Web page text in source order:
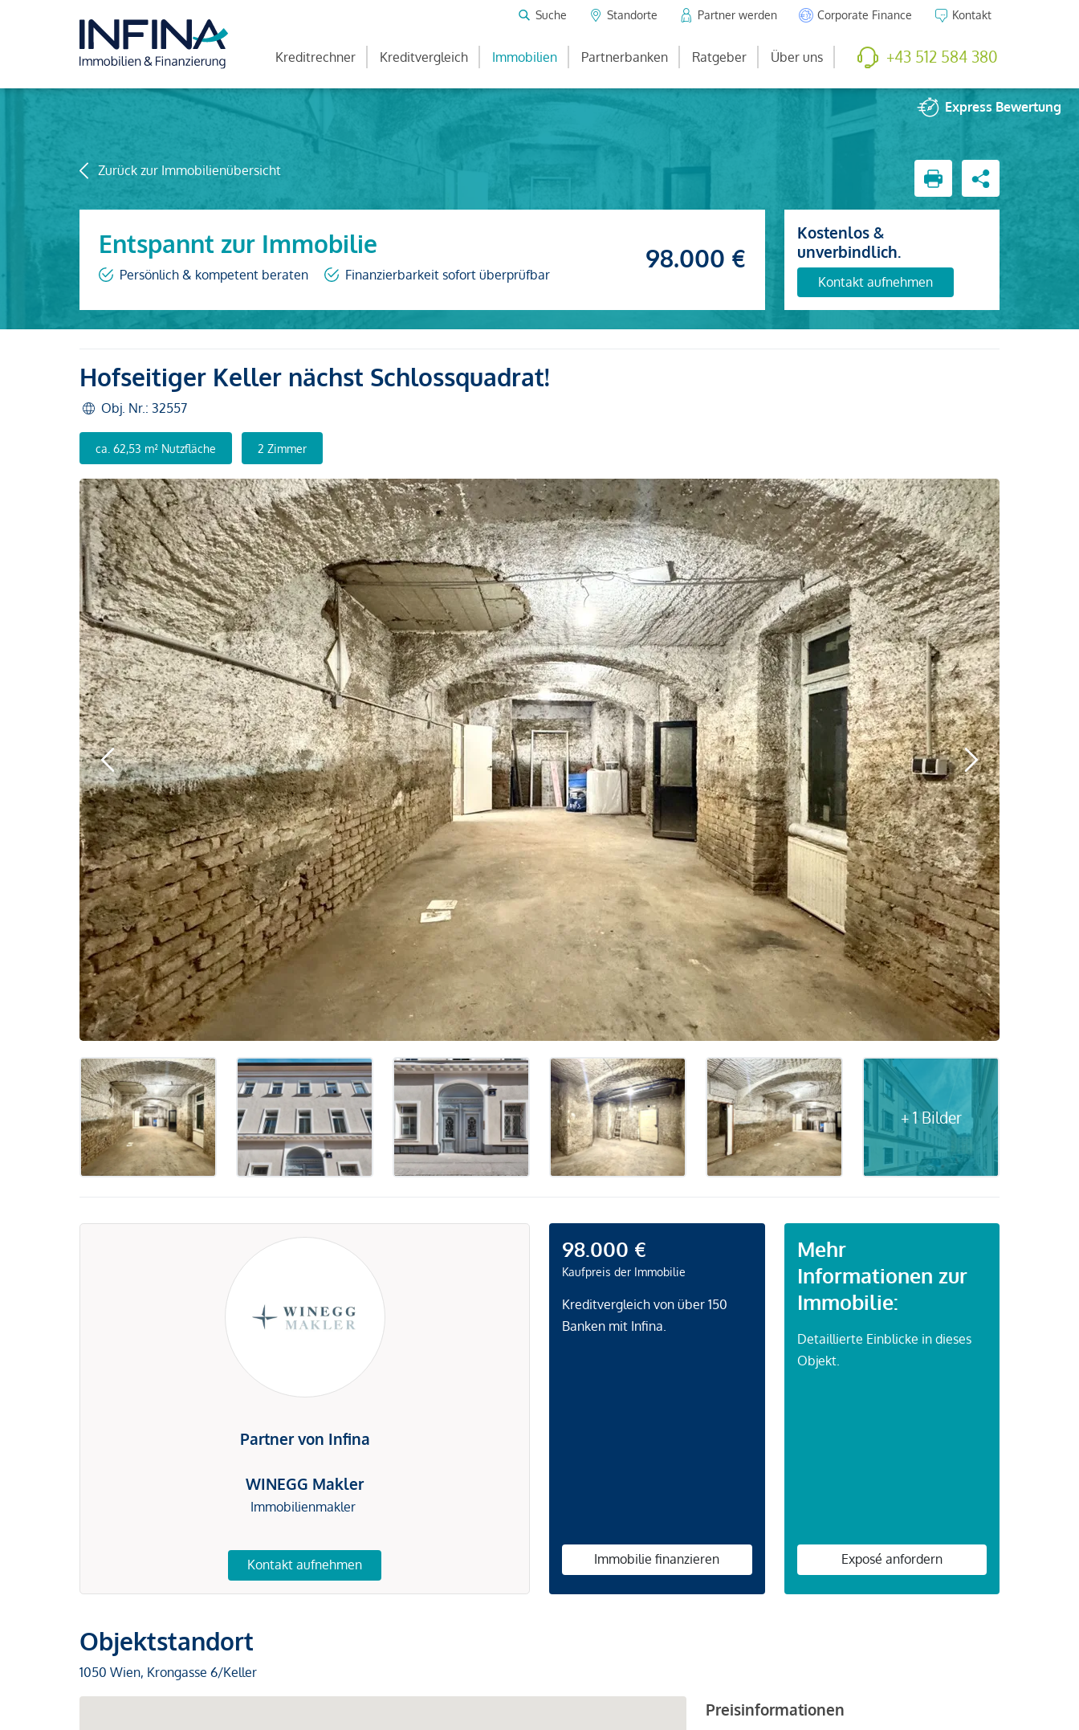
Suche Standorte Partner werden Corporate Finance Kontakt
Kreditrechner Kreditvergleich Immobilien Partnerbanken Ratgeber Über uns +43 512 584 380
Express Bewertung
Zurück zur Immobilienübersicht
Entspannt zur Immobilie
Persönlich & kompetent beraten Finanzierbarkeit sofort überprüfbar
98.000 €
Kostenlos &
unverbindlich.
Kontakt aufnehmen
+ 1 Bilder
Hofseitiger Keller nächst Schlossquadrat!
Obj. Nr.: 32557
ca. 62,53 m² Nutzfläche 2 Zimmer
Partner von Infina
WINEGG Makler
Immobilienmakler
Kontakt aufnehmen
98.000 €
Kaufpreis der Immobilie
Kreditvergleich von über 150
Banken mit Infina.
Immobilie finanzieren
Mehr
Informationen zur
Immobilie:
Detaillierte Einblicke in dieses
Objekt.
Exposé anfordern
Objektstandort
1050 Wien, Krongasse 6/Keller
Preisinformationen